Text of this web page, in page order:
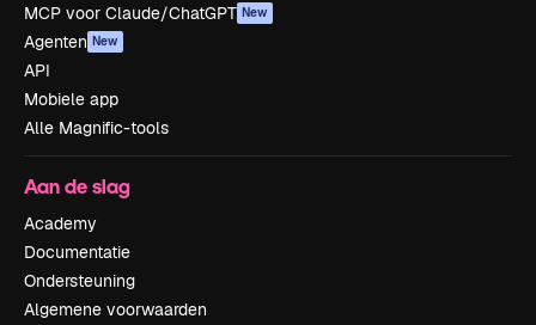
MCP voor Claude/ChatGPT New
Agenten New
API
Mobiele app
Alle Magnific-tools
Aan de slag
Academy
Documentatie
Ondersteuning
Algemene voorwaarden